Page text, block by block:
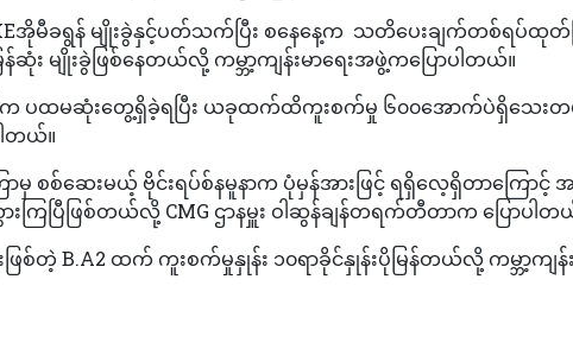
အိုမီခရွန် မျိုးခွဲနှင့်ပတ်သက်ပြီး စနေနေ့က သတိပေးချက်တစ်ရပ်ထုတ်
မျိုးခွဲဖြစ်နေတယ်လို့ ကမ္ဘာ့ကျန်းမာရေးအဖွဲ့ကပြောပါတယ်။
က ပထမဆုံးတွေ့ရှိခဲ့ရပြီး ယခုထက်ထိကူးစက်မှု ၆၀၀အောက်ပဲရှိသေး
တယ်။
စစ်ဆေးမယ့် ဗိုင်းရပ်စ်နမူနာက ပုံမှန်အားဖြင့် ရရှိလေ့ရှိတာကြောင့်
းကြပြီဖြစ်တယ်လို့ CMG ဌာနမှူး ဝါဆွန်ချန်တရက်တီတာက ပြောပါတ
စ်တဲ့ B.A2 ထက် ကူးစက်မှုနှုန်း ၁၀ရာခိုင်နှုန်းပိုမြန်တယ်လို့ ကမ္ဘာ့ကျန်